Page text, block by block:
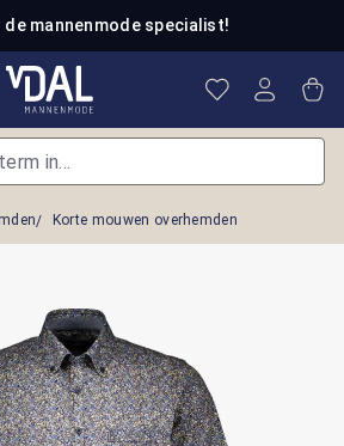
de mannenmode specialist!
Je hebt 0
Korte mouwen overhemden